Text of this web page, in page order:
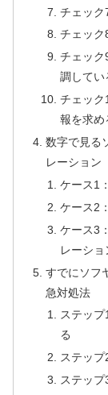
チェック
チェック
チェック
調してい
チェック
報を求め
数字で見る
レーション
ケース1
ケース2
ケース3
レーショ
すでにソフ
急対処法
ステッ
る
ステップ
ステップ